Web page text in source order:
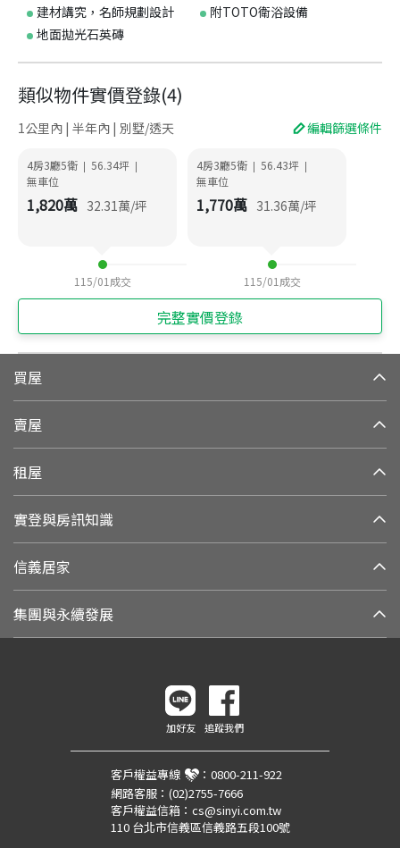
建材講究，名師規劃設計
附TOTO衛浴設備
地面拋光石英磚
類似物件實價登錄(4)
1公里內 | 半年內 | 別墅/透天 編輯篩選條件
4房3廳5衛 | 56.34坪 |
無車位
1,820萬 32.31萬/坪
115/01 成交
4房3廳5衛 | 56.43坪 |
無車位
1,770萬 31.36萬/坪
115/01 成交
完整實價登錄
買屋
賣屋
租屋
實登與房訊知識
信義居家
集團與永續發展
加好友 追蹤我們
客戶權益專線 ： 0800-211-922
網路客服： (02)2755-7666
客戶權益信箱： cs@sinyi.com.tw
110 台北市信義區信義路五段100號